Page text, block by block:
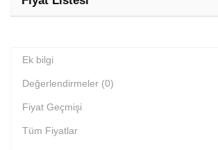
Ek bilgi
Değerlendirmeler (0)
Fiyat Geçmişi
Tüm Fiyatlar